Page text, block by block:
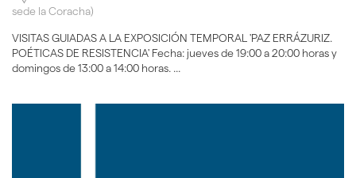
sede la Coracha)
VISITAS GUIADAS A LA EXPOSICIÓN TEMPORAL 'PAZ ERRÁZURIZ.
POÉTICAS DE RESISTENCIA' Fecha: jueves de 19:00 a 20:00 horas y
domingos de 13:00 a 14:00 horas. ...